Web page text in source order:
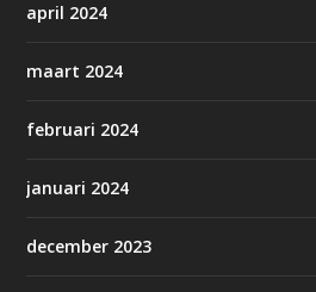
april 2024
maart 2024
februari 2024
januari 2024
december 2023